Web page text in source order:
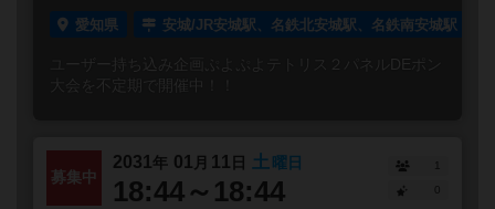
愛知県 安城/JR安城駅、名鉄北安城駅、名鉄南安城駅
ユーザー持ち込み企画ぷよぷよテトリス２パネルDEポン
大会を不定期で開催中！！
募集中
2031 年 01 月 11 日 土 曜日
18:44～18:44
1